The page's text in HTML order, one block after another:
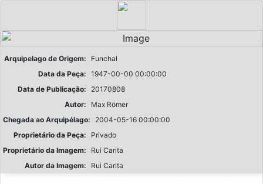
Arquipelago de Origem:
Funchal
Data da Peça: 1947-00-00 00:00:00
Data de Publicação:
20170808
Autor:
Max Römer
Chegada ao Arquipélago:
2004-05-16 00:00:00
Proprietário da Peça:
Privado
Proprietário da Imagem:
Rui Carita
Autor da Imagem:
Rui Carita